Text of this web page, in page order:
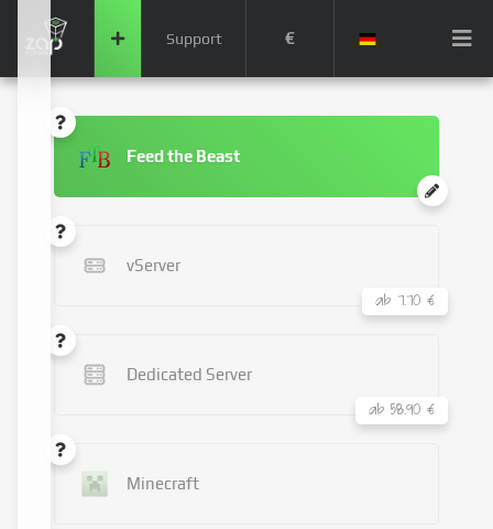
Support €
Feed the Beast
vServer
ab 7.70 €
Dedicated Server
ab 58.90 €
Minecraft